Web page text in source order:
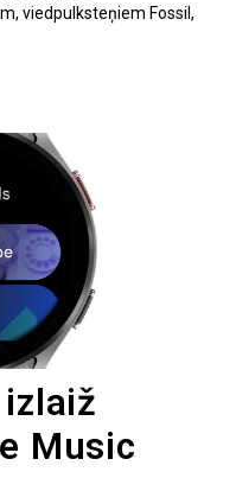
viedpulksteņiem Fossil,
Music